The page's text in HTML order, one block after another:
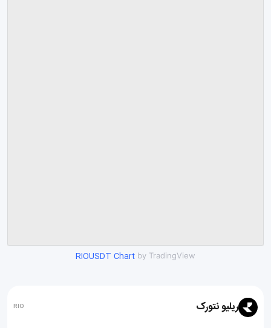
RIOUSDT Chart by TradingView
ریلیو نتورک RIO